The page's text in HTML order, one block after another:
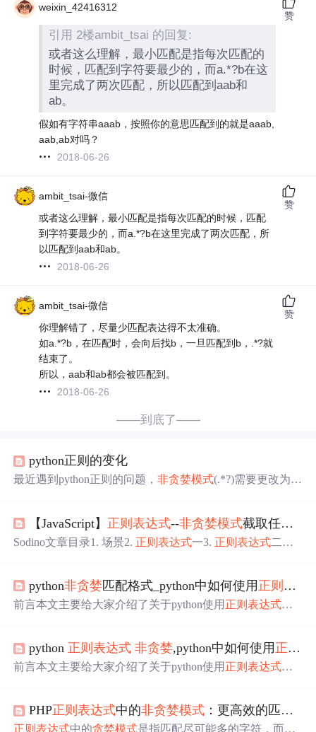
weixin_42416312
引用 2楼ambit_tsai 的回复:
或者这么理解，最小匹配是指每次匹配的
时候，匹配到字符要最少的，而a.*?b在这
里完成了两次匹配，所以匹配到aab和
ab。
假如有字符串aaab，按照你的意思匹配到的就是aaab,
aab,ab对吗？
2018-06-26
赞
ambit_tsai-微信
或者这么理解，最小匹配是指每次匹配的时候，匹配
到字符要最少的，而a.*?b在这里完成了两次匹配，所
以匹配到aab和ab。
2018-06-26
赞
ambit_tsai-微信
你理解错了，尽量少匹配表达得不太准确。
如a.*?b，在匹配时，会向后找b，一旦匹配到b，.*?就
结束了。
所以，aab和ab都会被匹配到。
2018-06-26
赞
——到底了——
python正则的变化
最近遇到python正则的问题，非贪婪模式(.*?)需要更改为(.
【JavaScript】 正则表达式--非贪婪模式截取任意字符串的笔记
Sodino文章目录1. 场景2. 正则表达式一3. 正则表达式二
象参考手册',url:'http://sodino.com/regexp.asp'},{title:'w3cScho
ol script', url:'http://w
python非贪婪匹配格式_python中如何使用 正则表达式
前言本文主要给大家介绍了关于python使用 正则表达式的
么是正则表达式 的贪婪与非贪婪匹配如：String str="abcax
c";Patter p="ab*c";贪婪匹配:正则表达式一般趋向于最大长
python 正则表达式 非贪婪,python中如何使用 正则表达式
前言本文主要给大家介绍了关于python使用 正则表达式的
么是正则表达式的贪婪与非贪婪匹配如：String str="abcax
c";Patter p="ab*c";贪婪匹配:正则表达式一般趋向于最大长
PHP正则表达式中的非贪婪模式 ：更高效的匹配方式
正则表达式中的贪婪模式是指匹配尽可能多的字符，而非